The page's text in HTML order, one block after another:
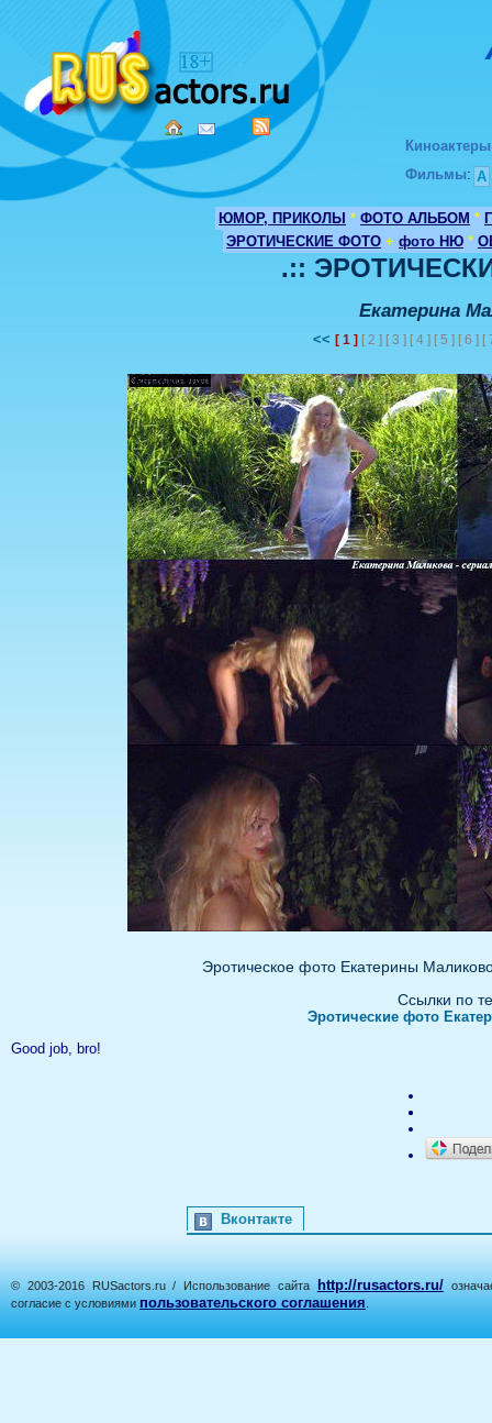
Киноактеры
Фильмы: А
ЮМОР, ПРИКОЛЫ * ФОТО АЛЬБОМ *
ЭРОТИЧЕСКИЕ ФОТО + фото НЮ *
.::
Екатерина
<< [ 1 ][ 2 ] [ 3 ] [ 4 ] [ 5 ] [ 6 ] [
Эротическое фото Екатерины
Ссылки по
Эротические фото
Good job, bro!
Вконтакте
© 2003-2016 RUSactors.ru / Использование сайта http://rusactors.ru/
согласие с условиями пользовательского соглашения